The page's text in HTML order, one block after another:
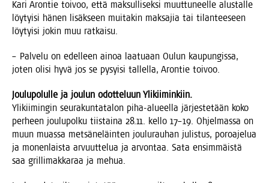
Kari Aron­tie toi­voo, että mak­sul­li­sek­si muut­tu­neel­le alus­tal­le
löy­tyi­si hänen lisäk­seen mui­ta­kin mak­sa­jia tai tilan­tee­seen
löy­tyi­si jokin muu ratkaisu.
– Pal­ve­lu on edel­leen ainoa laa­tu­aan Oulun kau­pun­gis­sa,
joten oli­si hyvä jos se pysyi­si tal­lel­la, Aron­tie toivoo.
Jou­lu­po­lul­le ja jou­lun odot­te­luun Ylikiiminkiin.
Yli­kii­min­gin seu­ra­kun­ta­ta­lon piha-alu­eel­la jär­jes­te­tään koko
per­heen jou­lu­pol­ku tiis­tai­na 28.11. kel­lo 17–19. Ohjel­mas­sa on
muun muas­sa met­sä­ne­läin­ten jou­lu­rau­han julis­tus, poroa­je­lua
ja monen­lais­ta arvuut­te­lua ja arvon­taa. Sata ensim­mäis­tä
saa gril­li­mak­ka­raa ja mehua.